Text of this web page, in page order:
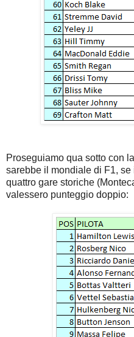
Proseguiamo qua sotto con
sarebbe il mondiale di F1,
quattro gare storiche
valessero punteggio doppio: